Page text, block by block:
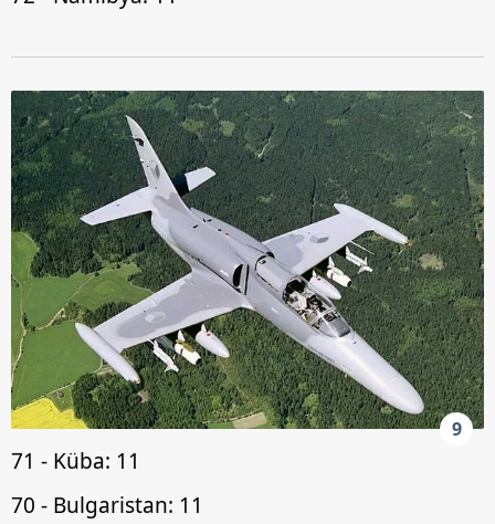
9
71 - Küba: 11
70 - Bulgaristan: 11